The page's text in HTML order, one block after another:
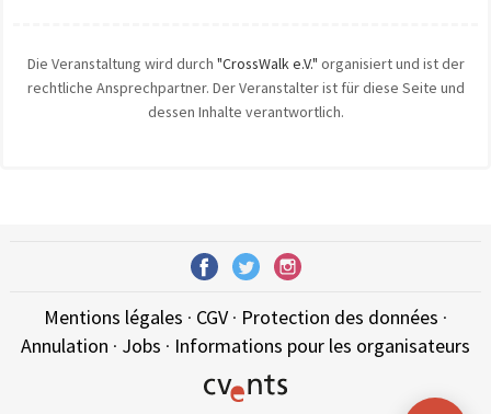
Die Veranstaltung wird durch "CrossWalk e.V." organisiert und ist der
rechtliche Ansprechpartner. Der Veranstalter ist für diese Seite und
dessen Inhalte verantwortlich.
Mentions légales · CGV· Protection des données ·
Annulation · Jobs · Informations pour les organisateurs